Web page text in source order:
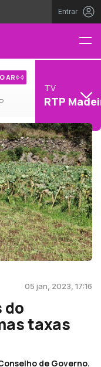
Entrar
AR
TV
RTP
05 jan, 2023, 17:16
taxas
de Governo.